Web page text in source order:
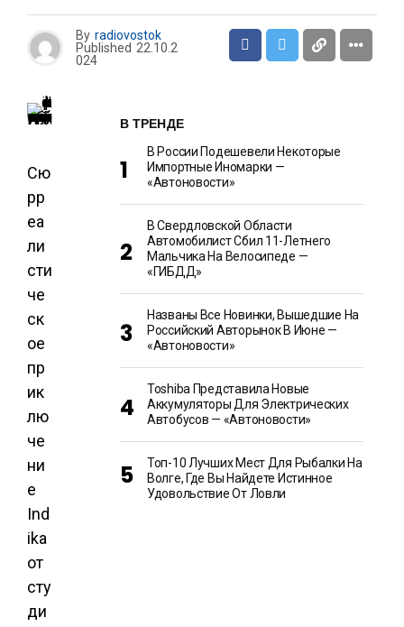
By radiovostok
Published 22.10.2
024
Сю
рр
еа
ли
сти
че
ск
ое
пр
ик
лю
че
ни
е
Ind
ika
от
сту
ди
В ТРЕНДЕ
В России Подешевели Некоторые
Импортные Иномарки —
«Автоновости»
В Свердловской Области
Автомобилист Сбил 11-Летнего
Мальчика На Велосипеде —
«ГИБДД»
Названы Все Новинки, Вышедшие На
Российский Авторынок В Июне —
«Автоновости»
Toshiba Представила Новые
Аккумуляторы Для Электрических
Автобусов — «Автоновости»
Топ-10 Лучших Мест Для Рыбалки На
Волге, Где Вы Найдете Истинное
Удовольствие От Ловли